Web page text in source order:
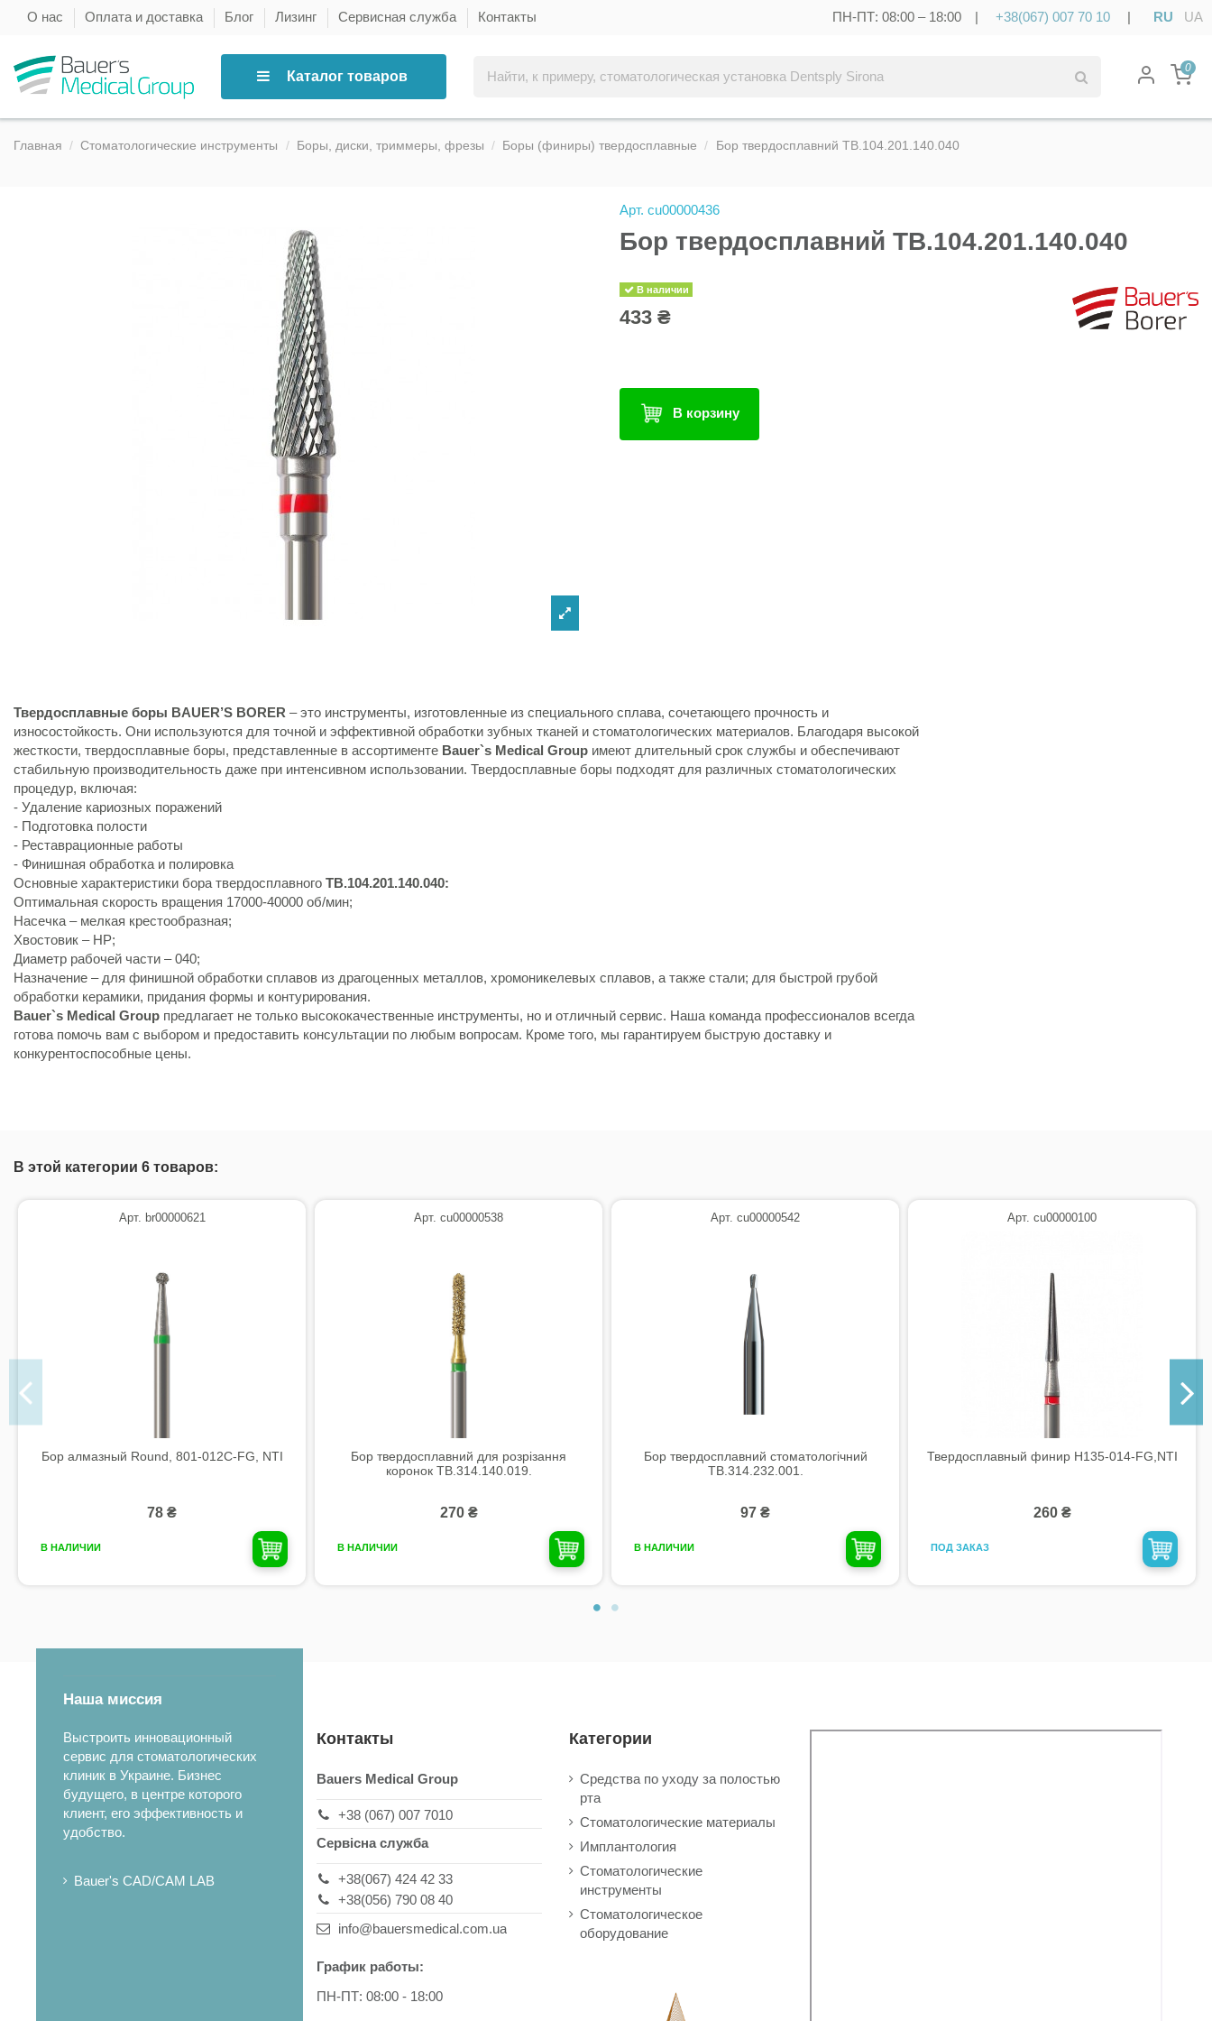
О нас Оплата и доставка Блог Лизинг Сервисная служба Контакты ПН-ПТ: 08:00 – 18:00 | +38(067) 007 70 10 | RU UA
Каталог товаров
0
Главная Стоматологические инструменты Боры, диски, триммеры, фрезы Боры (финиры) твердосплавные Бор твердосплавний TB.104.201.140.040
Арт. cu00000436
Бор твердосплавний TB.104.201.140.040
В наличии
433 ₴
В корзину
Твердосплавные боры BAUER’S BORER – это инструменты, изготовленные из специального сплава, сочетающего прочность и
износостойкость. Они используются для точной и эффективной обработки зубных тканей и стоматологических материалов. Благодаря высокой
жесткости, твердосплавные боры, представленные в ассортименте Bauer`s Medical Group имеют длительный срок службы и обеспечивают
стабильную производительность даже при интенсивном использовании. Твердосплавные боры подходят для различных стоматологических
процедур, включая:
- Удаление кариозных поражений
- Подготовка полости
- Реставрационные работы
- Финишная обработка и полировка
Основные характеристики бора твердосплавного TB.104.201.140.040:
Оптимальная скорость вращения 17000-40000 об/мин;
Насечка – мелкая крестообразная;
Хвостовик – HP;
Диаметр рабочей части – 040;
Назначение – для финишной обработки сплавов из драгоценных металлов, хромоникелевых сплавов, а также стали; для быстрой грубой
обработки керамики, придания формы и контурирования.
Bauer`s Medical Group предлагает не только высококачественные инструменты, но и отличный сервис. Наша команда профессионалов всегда
готова помочь вам с выбором и предоставить консультации по любым вопросам. Кроме того, мы гарантируем быструю доставку и
конкурентоспособные цены.
В этой категории 6 товаров:
Арт. br00000621
Бор алмазный Round, 801-012C-FG, NTI
78 ₴
В НАЛИЧИИ
Арт. cu00000538
Бор твердосплавний для розрізання
коронок TB.314.140.019.
270 ₴
В НАЛИЧИИ
Арт. cu00000542
Бор твердосплавний стоматологічний
TB.314.232.001.
97 ₴
В НАЛИЧИИ
Арт. cu00000100
Твердосплавный финир H135-014-FG,NTI
260 ₴
ПОД ЗАКАЗ
Наша миссия
Выстроить инновационный
сервис для стоматологических
клиник в Украине. Бизнес
будущего, в центре которого
клиент, его эффективность и
удобство.
Bauer's CAD/CAM LAB
Контакты
Bauers Medical Group
+38 (067) 007 7010
Сервісна служба
+38(067) 424 42 33
+38(056) 790 08 40
info@bauersmedical.com.ua
График работы:
ПН-ПТ: 08:00 - 18:00
Категории
Средства по уходу за полостью
рта
Стоматологические материалы
Имплантология
Стоматологические
инструменты
Стоматологическое
оборудование